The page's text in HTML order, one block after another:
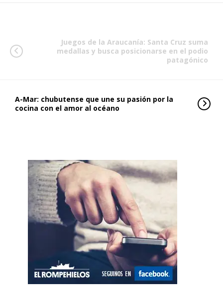
Juegos de la Araucanía: Santa Cruz suma
medallas y busca posicionarse en el podio
patagónico
A-Mar: chubutense que une su pasión por la
cocina con el amor al océano